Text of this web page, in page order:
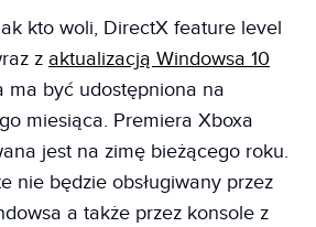
kto woli, DirectX feature level
z aktualizacją Windowsa 10
ma być udostępniona na
miesiąca. Premiera Xboxa
jest na zimę bieżącego roku.
nie będzie obsługiwany przez
a także przez konsole z